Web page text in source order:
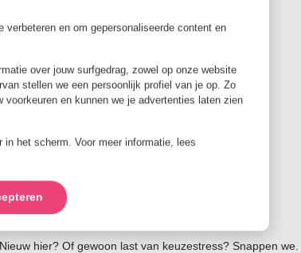
en om gepersonaliseerde content en
over jouw surfgedrag, zowel op onze website
stellen we een persoonlijk profiel van je op. Zo
en kunnen we je advertenties laten zien
het scherm. Voor meer informatie, lees
The Discovery Box
Nieuw hier? Of gewoon last van keuzestress? Snappen we.